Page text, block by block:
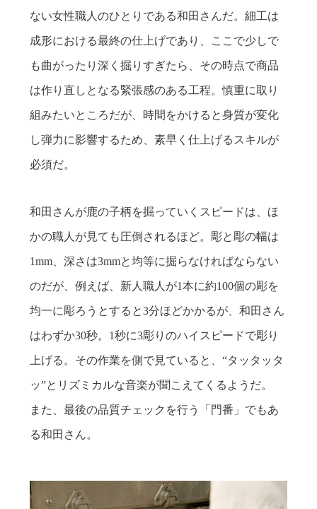
ない女性職人のひとりである和田さんだ。細工は
成形における最終の仕上げであり、ここで少しで
も曲がったり深く掘りすぎたら、その時点で商品
は作り直しとなる緊張感のある工程。慎重に取り
組みたいところだが、時間をかけると身質が変化
し弾力に影響するため、素早く仕上げるスキルが
必須だ。
和田さんが鹿の子柄を掘っていくスピードは、ほ
かの職人が見ても圧倒されるほど。彫と彫の幅は
1mm、深さは3mmと均等に掘らなければならない
のだが、例えば、新人職人が1本に約100個の彫を
均一に彫ろうとすると3分ほどかかるが、和田さん
はわずか30秒。1秒に3彫りのハイスピードで彫り
上げる。その作業を側で見ていると、“タッタッタ
ッ”とリズミカルな音楽が聞こえてくるようだ。
また、最後の品質チェックを行う「門番」でもあ
る和田さん。